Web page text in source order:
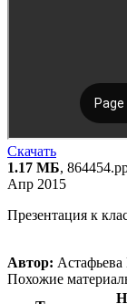
Скачать
1.17 МБ,
Апр 2015
Презентация к
Автор:
Похожие